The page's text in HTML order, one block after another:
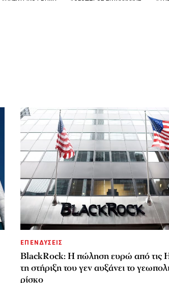
ΕΠΕΝΔΥΣΕΙΣ
BlackRock: Η πώληση ευρώ από τις
τη στήριξη του γεν αυξάνει το
ρίσκο